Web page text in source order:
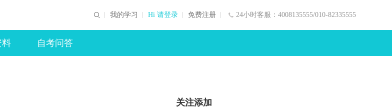
24小时客服：4008135555/010-82335555
我的学习 Hi 请登录 免费注册
料 自考问答
关注添加